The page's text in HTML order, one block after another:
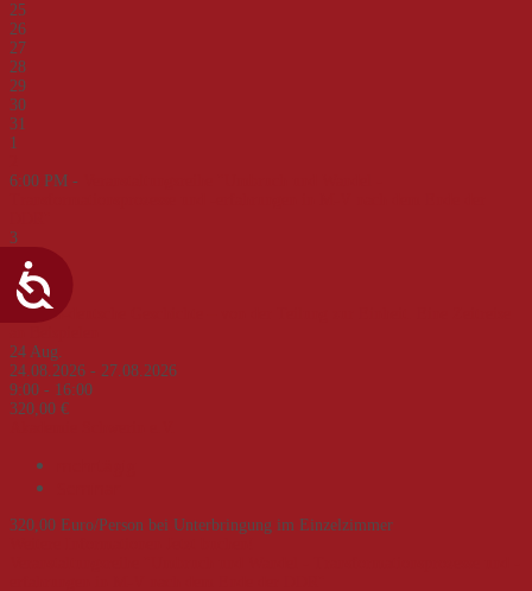
25
26
27
28
29
30
31
1
6:00 PM -
3
6
Deutsch-deutsche Geschichte – von der Teilung zur Einheit. Eine Zeitreise
24 Aug.
24.08.2026 - 27.08.2026
9:00 - 16:00
320,00 €
320,00 Euro/Person bei Unterbringung im Einzelzimmer